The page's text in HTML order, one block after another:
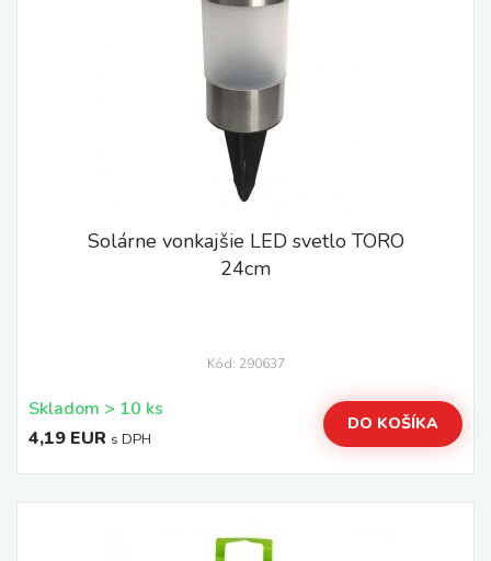
Solárne vonkajšie LED svetlo TORO
24cm
Kód: 290637
Skladom > 10 ks
4,19 EUR s DPH
DO KOŠÍKA